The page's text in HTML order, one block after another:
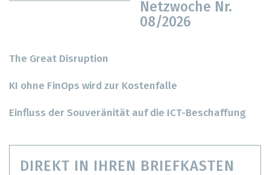
Netzwoche Nr.
08/2026
The Great Disruption
KI ohne FinOps wird zur Kostenfalle
Einfluss der Souveränität auf die ICT-Beschaffung
DIREKT IN IHREN BRIEFKASTEN